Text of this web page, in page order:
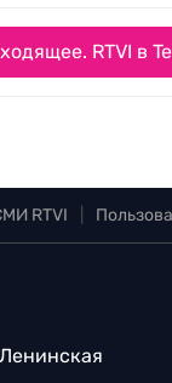
RTVI в
RTVI